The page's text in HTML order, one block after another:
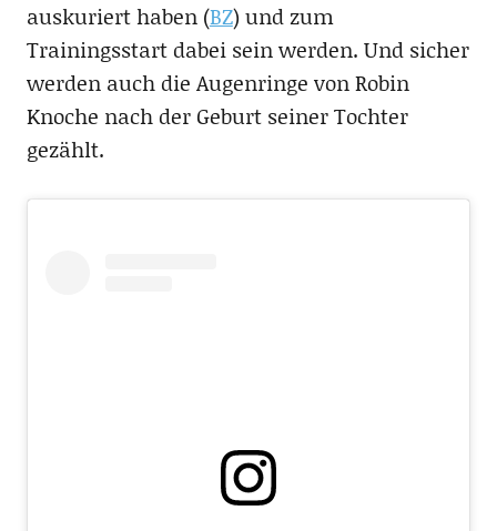
auskuriert haben (BZ) und zum
Trainingsstart dabei sein werden. Und sicher
werden auch die Augenringe von Robin
Knoche nach der Geburt seiner Tochter
gezählt.